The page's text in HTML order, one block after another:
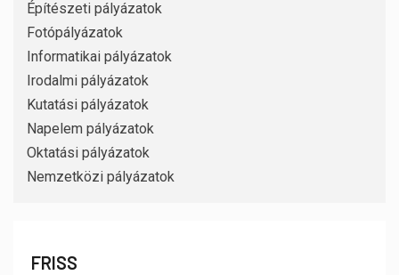
Építészeti pályázatok
Fotópályázatok
Informatikai pályázatok
Irodalmi pályázatok
Kutatási pályázatok
Napelem pályázatok
Oktatási pályázatok
Nemzetközi pályázatok
FRISS